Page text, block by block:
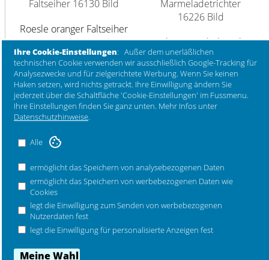
Ihre Cookie-Einstellungen: Außer dem unerläßlichen
technischen Cookie verwenden wir ausschließlich Google-Tracking für
Analysezwecke und für zielgerichtete Werbung. Wenn Sie keinen
Haken setzen, wird nichts getrackt. Ihre Einwilligung ändern Sie
jederzeit über die Schaltfläche 'Cookie-Einstellungen' im Fussmenu.
Ihre Einstellungen finden Sie ganz unten. Mehr Infos unter
Datenschutzhinweise.
Alle
ermöglicht das Speichern von analysebezogenen Daten
ermöglicht das Speichern von werbebezogenen Daten wie
Cookies
legt die Einwilligung zum Senden von werbebezogenen
Nutzerdaten fest
legt die Einwilligung für personalisierte Anzeigen fest
Roesle oranger Faltseiher
16130
Roesle Marmeladetrichter
16226
Roesle Fondanttrichter
digital 16237